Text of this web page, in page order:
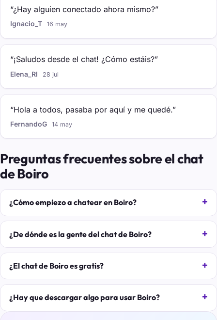
“¿Hay alguien conectado ahora mismo?”
Ignacio_T 16 may
“¡Saludos desde el chat! ¿Cómo estáis?”
Elena_Rl 28 jul
“Hola a todos, pasaba por aquí y me quedé.”
FernandoG 14 may
Preguntas frecuentes sobre el chat
de Boiro
¿Cómo empiezo a chatear en Boiro?
¿De dónde es la gente del chat de Boiro?
¿El chat de Boiro es gratis?
¿Hay que descargar algo para usar Boiro?